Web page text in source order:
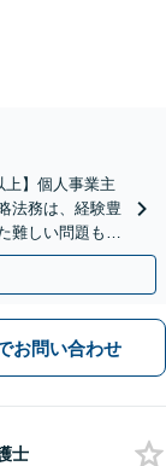
上】個人事業主
法務は、経験豊
難しい問題もご
】
お問い合わせ
士